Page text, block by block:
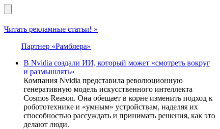
Читать рекламные статьи! »
Партнер «Рамблера»
В Nvidia создали ИИ, который может «смотреть вокруг
и размышлять»
Компания Nvidia представила революционную
генеративную модель искусственного интеллекта
Cosmos Reason. Она обещает в корне изменить подход к
робототехнике и «умным» устройствам, наделяя их
способностью рассуждать и принимать решения, как это
делают люди.